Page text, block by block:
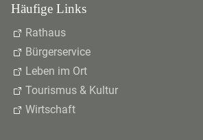
Häufige Links
Rathaus
Bürgerservice
Leben im Ort
Tourismus & Kultur
Wirtschaft